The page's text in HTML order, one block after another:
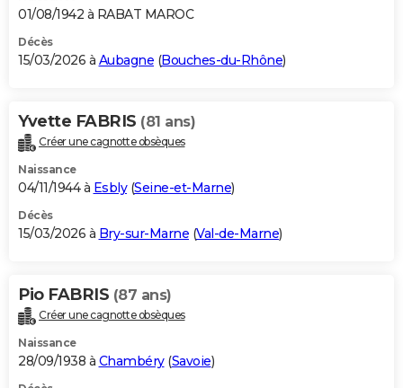
01/08/1942 à RABAT MAROC
Décès
15/03/2026 à Aubagne (Bouches-du-Rhône)
Yvette FABRIS (81 ans)
Créer une cagnotte obsèques
Naissance
04/11/1944 à Esbly(Seine-et-Marne)
Décès
15/03/2026 à Bry-sur-Marne (Val-de-Marne)
Pio FABRIS (87 ans)
Créer une cagnotte obsèques
Naissance
28/09/1938 à Chambéry(Savoie)